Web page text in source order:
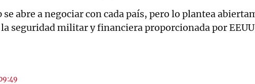
abre a negociar con cada país, pero lo plantea
seguridad militar y financiera proporcionada por EEUU